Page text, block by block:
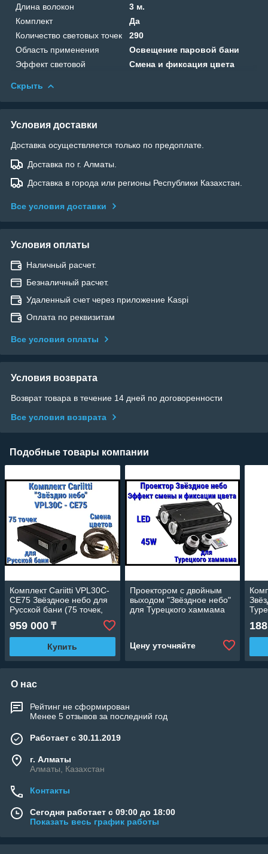
Длина волокон
3 м.
Комплект
Да
Количество световых точек
290
Область применения
Освещение паровой бани
Эффект световой
Смена и фиксация цвета
Скрыть
Условия доставки
Доставка осуществляется только по предоплате.
Доставка по г. Алматы.
Доставка в города или регионы Республики Казахстан.
Все условия доставки
Условия оплаты
Наличный расчет.
Безналичный расчет.
Удаленный счет через приложение Kaspi
Оплата по реквизитам
Все условия оплаты
Условия возврата
Возврат товара в течение 14 дней по договоренности
Все условия возврата
Подобные товары компании
Комплект Cariitti VPL30C-
CE75 Звёздное небо для
Русской бани (75 точек,
эффект смены цветов)
959 000 ₸
Купить
Проектором с двойным
выходом "Звёздное небо"
для Турецкого хаммама
Цену уточняйте
О нас
Рейтинг не сформирован
Менее 5 отзывов за последний год
Работает с 30.11.2019
г. Алматы
Алматы, Казахстан
Контакты
Сегодня работает с 09:00 до 18:00
Показать весь график работы